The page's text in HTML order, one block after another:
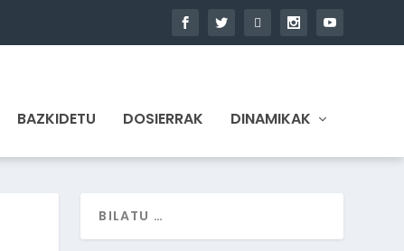
BAZKIDETU DOSIERRAK DINAMIKAK